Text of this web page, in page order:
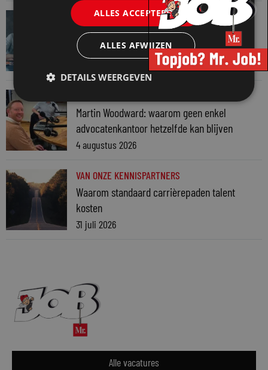
VAN ONZE KENNISPARTNERS
Werkdruk zegt meer dan urennormen
7 augustus 2026
Martin Woodward: waarom geen enkel
advocatenkantoor hetzelfde kan blijven
4 augustus 2026
VAN ONZE KENNISPARTNERS
Waarom standaard carrièrepaden talent
kosten
31 juli 2026
Alle vacatures
ALLES ACCEPTEREN
ALLES AFWIJZEN
DETAILS WEERGEVEN